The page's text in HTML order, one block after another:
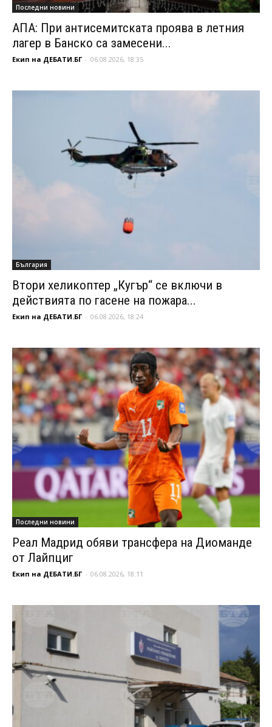
Последни новини
АПА: При антисемитската проява в летния
лагер в Банско са замесени...
Екип на ДЕБАТИ.БГ - 06.08.2026, 18:35
България
Втори хеликоптер „Кугър“ се включи в
действията по гасене на пожара...
Екип на ДЕБАТИ.БГ - 06.08.2026, 18:24
Последни новини
Реал Мадрид обяви трансфера на Диоманде
от Лайпциг
Екип на ДЕБАТИ.БГ - 06.08.2026, 18:11